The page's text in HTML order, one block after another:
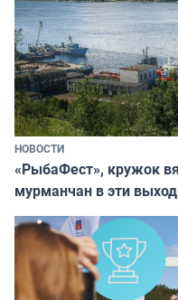
НОВОСТИ
«РыбаФест», кружок
мурманчан в эти